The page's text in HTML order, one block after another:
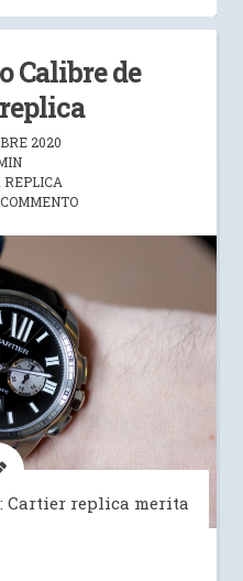
Calibre de
2020
Cartier replica merita